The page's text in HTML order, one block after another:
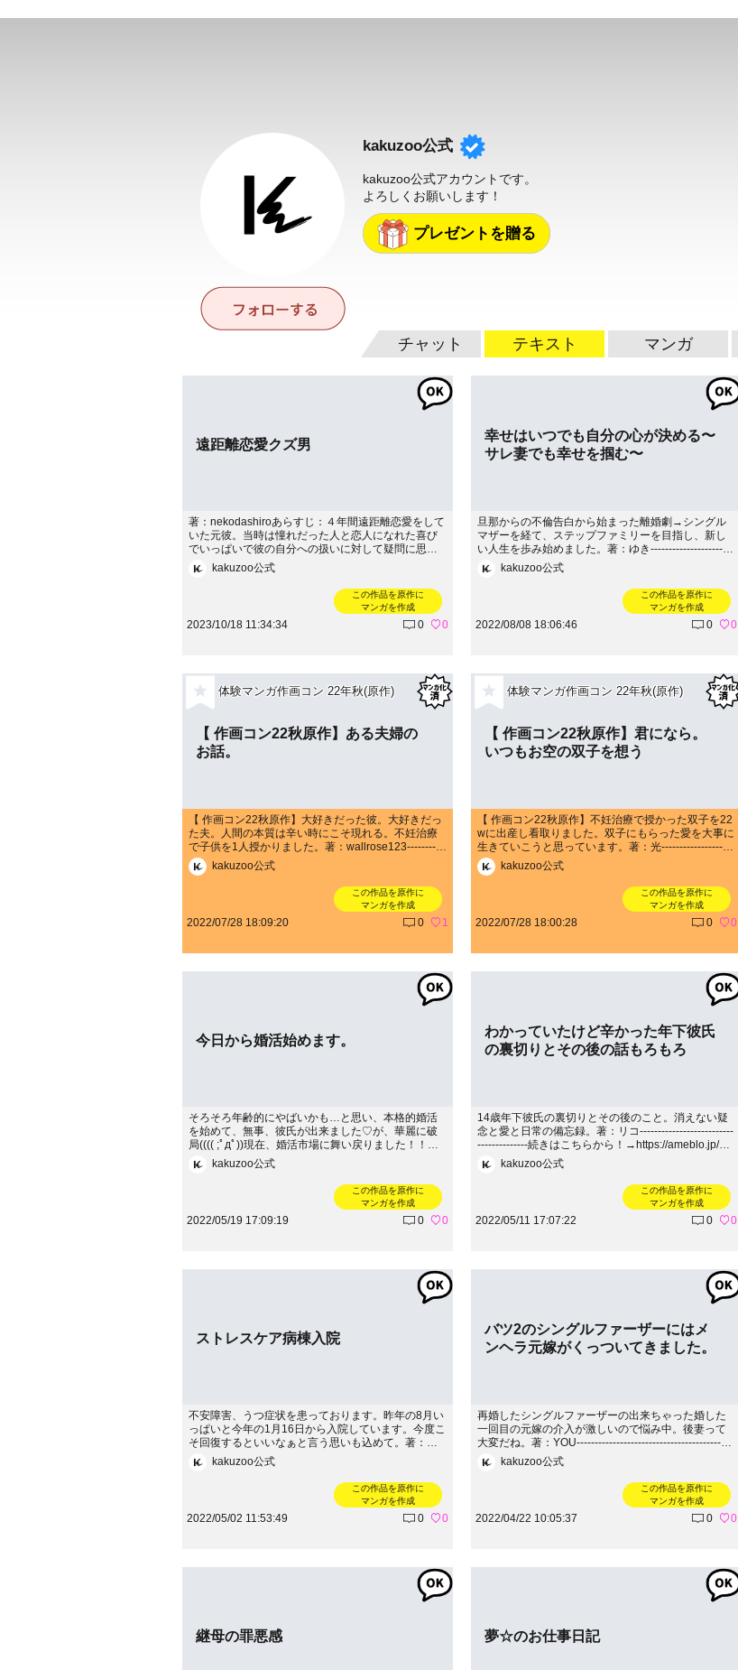
kakuzoo公式
kakuzoo公式アカウントです。
よろしくお願いします！
プレゼントを贈る
チャット テキスト マンガ
遠距離恋愛クズ男
著：nekodashiroあらすじ：４年間遠距離恋愛をして
いた元彼。当時は憧れだった人と恋人になれた喜び
でいっぱいで彼の自分への扱いに対して疑問に思う
ことはなかったけれど、今思うとあいつはクズだっ
た…！ 借金返済のため忙しい彼が自分と会える時
間はごくわずか、でもいつかは結婚できると信じて
kakuzoo公式
この作品を原作に
マンガを作成
2023/10/18 11:34:34 0 0
幸せはいつでも自分の心が決める〜
サレ妻でも幸せを掴む〜
旦那からの不倫告白から始まった離婚劇→シングル
マザーを経て、ステップファミリーを目指し、新し
い人生を歩み始めました。著：ゆき-----------------------
-----------------続きはこちらから！→https://ameblo.jp/
osknhr584/
kakuzoo公式
この作品を原作に
マンガを作成
2022/08/08 18:06:46 0 0
体験マンガ作画コン 22年秋(原作)
【 作画コン22秋原作】ある夫婦の
お話。
【 作画コン22秋原作】大好きだった彼。大好きだっ
た夫。人間の本質は辛い時にこそ現れる。不妊治療
で子供を1人授かりました。著：wallrose123-----------
-----------------------------続きはこちらから！→https://a
meblo.jp/wallrose123/
kakuzoo公式
この作品を原作に
マンガを作成
2022/07/28 18:09:20 0 1
体験マンガ作画コン 22年秋(原作)
【 作画コン22秋原作】君になら。
いつもお空の双子を想う
【 作画コン22秋原作】不妊治療で授かった双子を22
wに出産し看取りました。双子にもらった愛を大事に
生きていこうと思っています。著：光--------------------
--------------------続きはこちらから！→https://ameblo.j
p/kimininara32
kakuzoo公式
この作品を原作に
マンガを作成
2022/07/28 18:00:28 0 0
今日から婚活始めます。
そろそろ年齢的にやばいかも…と思い、本格的婚活
を始めて、無事、彼氏が出来ました♡が、華麗に破
局(((( ;ﾟдﾟ))現在、婚活市場に舞い戻りました！！今
となっては必死な感じですが、かなりモテてきた人
生（だったはず）。だからこそ、本格的婚活って難
しい。グチグチ悩まない！！！をモットーに。奇想
天外、摩訶不思議な事ばかりの婚活事情を赤裸々に
書いていきたいと思います。著：りおな-----------------
-----------------------続きはこちらから！→https://amebl
kakuzoo公式
この作品を原作に
マンガを作成
2022/05/19 17:09:19 0 0
わかっていたけど辛かった年下彼氏
の裏切りとその後の話もろもろ
14歳年下彼氏の裏切りとその後のこと。消えない疑
念と愛と日常の備忘録。著：リコ--------------------------
--------------続きはこちらから！→https://ameblo.jp/35-
mtr/
kakuzoo公式
この作品を原作に
マンガを作成
2022/05/11 17:07:22 0 0
ストレスケア病棟入院
不安障害、うつ症状を患っております。昨年の8月い
っぱいと今年の1月16日から入院しています。今度こ
そ回復するといいなぁと言う思いも込めて。著：セ
ナ----------------------------------------続きはこちらから！
→https://note.com/senanet930
kakuzoo公式
この作品を原作に
マンガを作成
2022/05/02 11:53:49 0 0
バツ2のシングルファーザーにはメ
ンヘラ元嫁がくっついてきました。
再婚したシングルファーザーの出来ちゃった婚した
一回目の元嫁の介入が激しいので悩み中。後妻って
大変だね。著：YOU----------------------------------------続
きはこちらから！→https://ameblo.jp/blackskygood
kakuzoo公式
この作品を原作に
マンガを作成
2022/04/22 10:05:37 0 0
継母の罪悪感 夢☆のお仕事日記